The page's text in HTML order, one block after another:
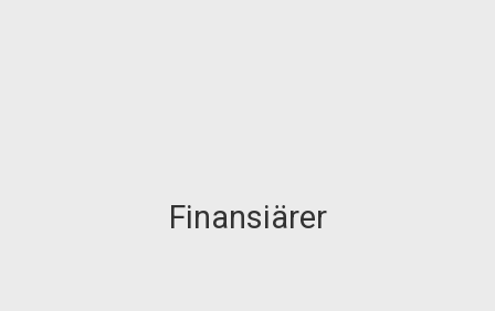
Finansiärer